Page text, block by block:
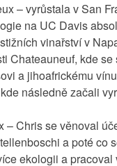
– vyrůstala v San
na UC Davis
vinařství v
Chateauneuf, kde
a jihoafrickému
následně začali
– Chris se věnoval
a poté co
ekologii a pracoval